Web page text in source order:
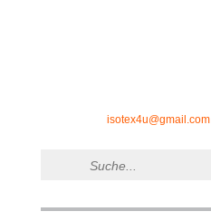
isotex4u@gmail.com